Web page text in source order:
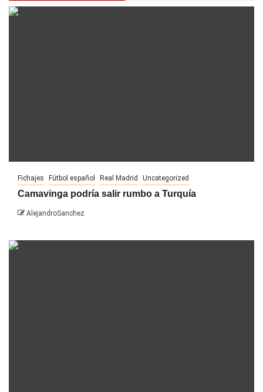
Fichajes Fútbol español Real Madrid Uncategorized
Camavinga podría salir rumbo a Turquía
AlejandroSanchez